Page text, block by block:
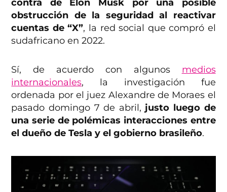
contra de Elon Musk por una posible
obstrucción de la seguridad al reactivar
cuentas de “X”, la red social que compró el
sudafricano en 2022.
Sí, de acuerdo con algunos medios
internacionales, la investigación fue
ordenada por el juez Alexandre de Moraes el
pasado domingo 7 de abril, justo luego de
una serie de polémicas interacciones entre
el dueño de Tesla y el gobierno brasileño.